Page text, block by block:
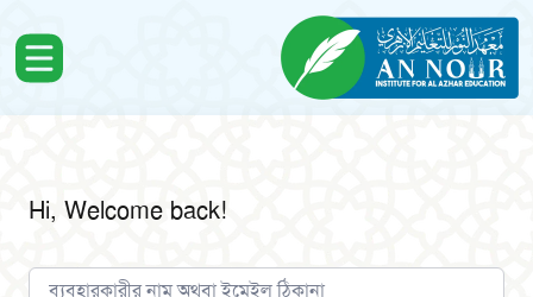
Hi, Welcome back!